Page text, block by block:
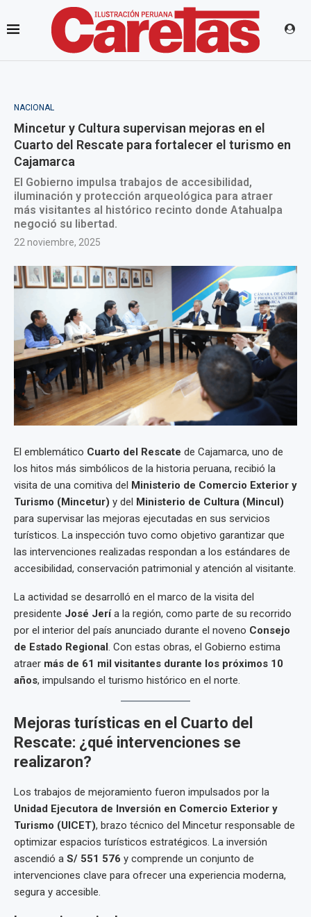
NACIONAL
Mincetur y Cultura supervisan mejoras en el
Cuarto del Rescate para fortalecer el turismo en
Cajamarca
El Gobierno impulsa trabajos de accesibilidad,
iluminación y protección arqueológica para atraer
más visitantes al histórico recinto donde Atahualpa
negoció su libertad.
22 noviembre, 2025
El emblemático Cuarto del Rescate de Cajamarca, uno de
los hitos más simbólicos de la historia peruana, recibió la
visita de una comitiva del Ministerio de Comercio Exterior y
Turismo (Mincetur) y del Ministerio de Cultura (Mincul)
para supervisar las mejoras ejecutadas en sus servicios
turísticos. La inspección tuvo como objetivo garantizar que
las intervenciones realizadas respondan a los estándares de
accesibilidad, conservación patrimonial y atención al visitante.
La actividad se desarrolló en el marco de la visita del
presidente José Jería la región, como parte de su recorrido
por el interior del país anunciado durante el noveno Consejo
de Estado Regional. Con estas obras, el Gobierno estima
atraer más de 61 mil visitantes durante los próximos 10
años, impulsando el turismo histórico en el norte.
Mejoras turísticas en el Cuarto del
Rescate: ¿qué intervenciones se
realizaron?
Los trabajos de mejoramiento fueron impulsados por la
Unidad Ejecutora de Inversión en Comercio Exterior y
Turismo (UICET), brazo técnico del Mincetur responsable de
optimizar espacios turísticos estratégicos. La inversión
ascendió a S/ 551 576 y comprende un conjunto de
intervenciones clave para ofrecer una experiencia moderna,
segura y accesible.